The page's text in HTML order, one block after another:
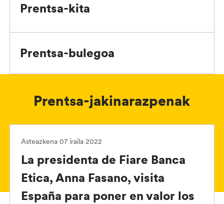
Prentsa-kita
Prentsa-bulegoa
Prentsa-jakinarazpenak
Asteazkena 07 iraila 2022
La presidenta de Fiare Banca
Etica, Anna Fasano, visita
España para poner en valor los